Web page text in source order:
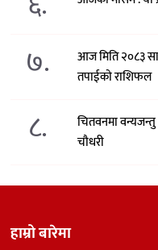
७.
आज मिति २०८३
तपाईको राशिफल
८.
चितवनमा
चौधरी
हाम्रो बारेमा